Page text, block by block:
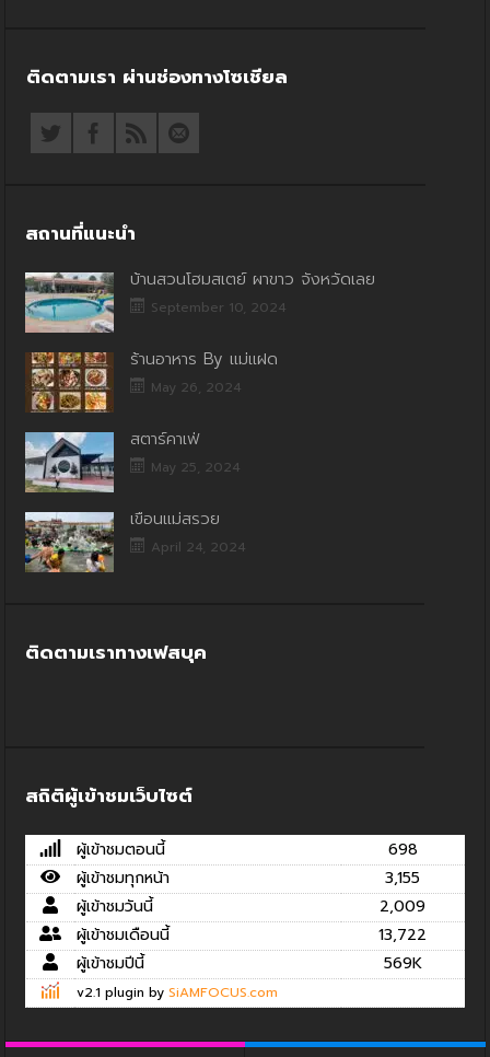
ติดตามเรา ผ่านช่องทางโซเชียล
สถานที่แนะนำ
บ้านสวนโฮมสเตย์ ผาขาว จังหวัดเลย
September 10, 2024
ร้านอาหาร By แม่แฝด
May 26, 2024
สตาร์คาเฟ่
May 25, 2024
เขื่อนแม่สรวย
April 24, 2024
ติดตามเราทางเฟสบุค
สถิติผู้เข้าชมเว็บไซต์
ผู้เข้าชมตอนนี้
698
ผู้เข้าชมทุกหน้า
3,155
ผู้เข้าชมวันนี้
2,009
ผู้เข้าชมเดือนนี้
13,722
ผู้เข้าชมปีนี้
569K
v2.1 plugin by SiAMFOCUS.com